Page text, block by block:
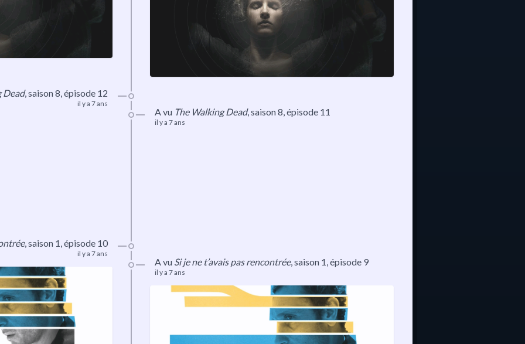
Dead,saison 8, épisode 12
il y a 7 ans
A vu The Walking Dead,saison 8, épisode 11
il y a 7 ans
, saison 1, épisode 10
il y a 7 ans
A vu Si je ne t’avais pas rencontrée, saison 1, épisode 9
il y a 7 ans